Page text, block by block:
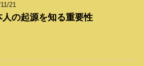
21
人の起源を知る重要性